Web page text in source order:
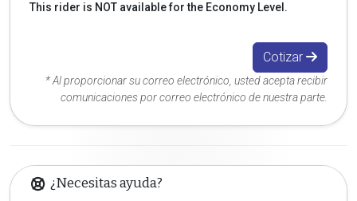
This rider is NOT available for the Economy Level.
Cotizar
* Al proporcionar su correo electrónico, usted acepta recibir
comunicaciones por correo electrónico de nuestra parte.
¿Necesitas ayuda?